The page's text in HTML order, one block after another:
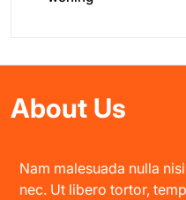
About Us
Nam malesuada nulla
nec. Ut libero tortor,